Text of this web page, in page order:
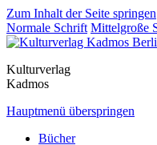
Zum Inhalt der Seite springen
Normale Schrift Mittelgroße
Kulturverlag
Kadmos
Hauptmenü überspringen
Bücher